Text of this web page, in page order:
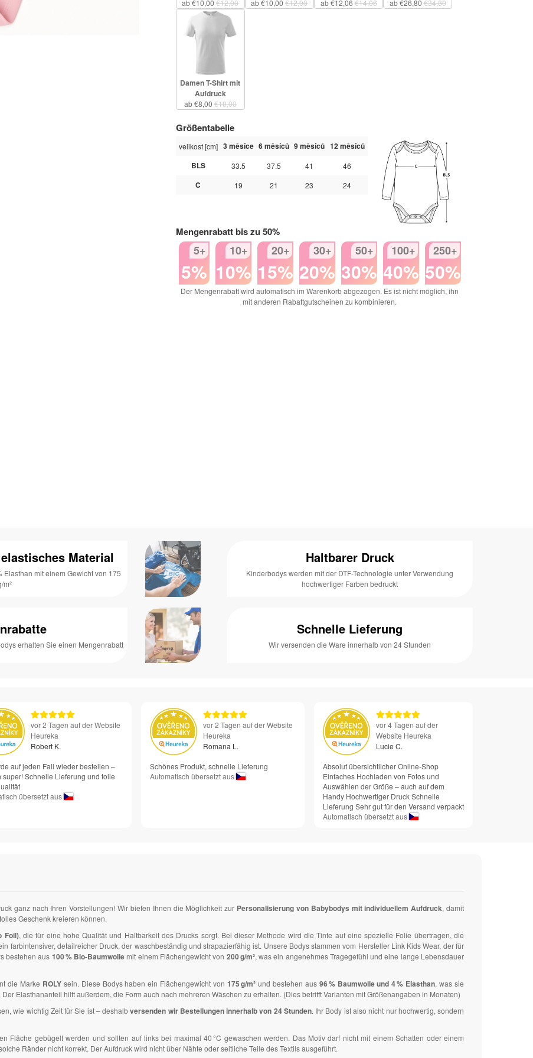
ab €10,00€12,00 ab €10,00€12,00 ab €12,06€14,06 ab €26,80 €34,80
Damen T-Shirt mit
Aufdruck
ab €8,00 €10,00
Größentabelle
velikost [cm] 3 měsíce 6 měsíců 9 měsíců 12 měsíců
BLS
33.5 37.5 41 46
C 19 21 23 24
Mengenrabatt bis zu 50%
5+
5%
10+
10%
20+
15%
30+
20%
50+
30%
100+
40%
250+
50%
Der Mengenrabatt wird automatisch im Warenkorb abgezogen. Es ist nicht möglich, ihn
mit anderen Rabattgutscheinen zu kombinieren.
Material
mit einem Gewicht von 175
m²
Haltbarer Druck
Kinderbodys werden mit der DTF-Technologie unter Verwendung
hochwertiger Farben bedruckt
erhalten Sie einen Mengenrabatt
Schnelle Lieferung
Wir versenden die Ware innerhalb von 24 Stunden
vor 2 Tagen auf der Website
Heureka
Robert K.
auf jeden Fall wieder bestellen –
super! Schnelle Lieferung und tolle
übersetzt aus
vor 2 Tagen auf der Website
Heureka
Romana L.
Schönes Produkt, schnelle Lieferung
Automatisch übersetzt aus
vor 4 Tagen auf der
Website Heureka
Lucie C.
Absolut übersichtlicher Online-Shop
Einfaches Hochladen von Fotos und
Auswählen der Größe – auch auf dem
Handy Hochwertiger Druck Schnelle
Lieferung Sehr gut für den Versand verpackt
Automatisch übersetzt aus
ganz nach Ihren Vorstellungen! Wir bieten Ihnen die Möglichkeit zur Personalisierung von Babybodys mit individuellem Aufdruck, damit
Geschenk kreieren können.
Foil), die für eine hohe Qualität und Haltbarkeit des Drucks sorgt. Bei dieser Methode wird die Tinte auf eine spezielle Folie übertragen, die
farbintensiver, detailreicher Druck, der waschbeständig und strapazierfähig ist. Unsere Bodys stammen vom Hersteller Link Kids Wear, der für
bestehen aus 100 % Bio-Baumwolle mit einem Flächengewicht von 200 g/m², was ein angenehmes Tragegefühl und eine lange Lebensdauer
die Marke ROLYsein. Diese Bodys haben ein Flächengewicht von175 g/m² und bestehen aus 96 % Baumwolle und 4 % Elasthan, was sie
Der Elasthananteil hilft außerdem, die Form auch nach mehreren Wäschen zu erhalten. (Dies betrifft Varianten mit Größenangaben in Monaten)
wie wichtig Zeit für Sie ist – deshalbversenden wir Bestellungen innerhalb von 24 Stunden. Ihr Body ist also nicht nur hochwertig, sondern
Fläche gebügelt werden und sollten auf links bei maximal 40 °C gewaschen werden. Das Motiv darf nicht mit einem Schatten oder einem
Ränder nicht korrekt. Der Aufdruck wird nicht über Nähte oder seitliche Teile des Textils ausgeführt.